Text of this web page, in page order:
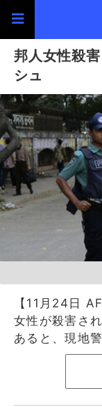
邦人女性殺
シュ
【11月24日
女性が殺害さ
あると、現地